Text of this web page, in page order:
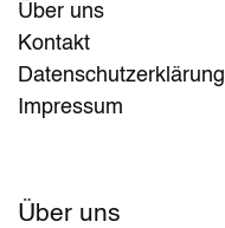
Über uns
Kontakt
Datenschutzerklärung
Impressum
Über uns